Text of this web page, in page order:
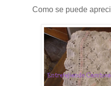
Como se puede